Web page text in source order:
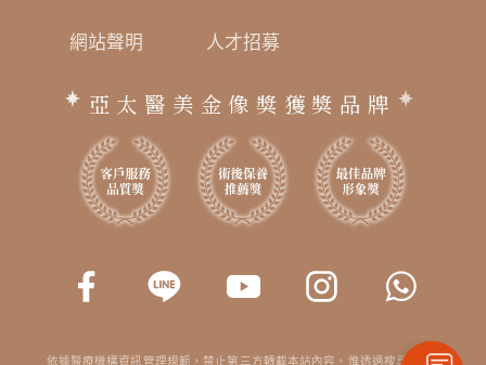
網站聲明 人才招募
亞太醫美金像獎獲獎品牌
依據醫療機構資訊管理規範，禁止第三方轉載本站內容。惟透過搜尋